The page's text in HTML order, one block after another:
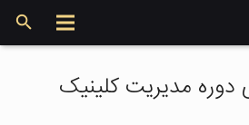
دوره مدیریت کلینیک